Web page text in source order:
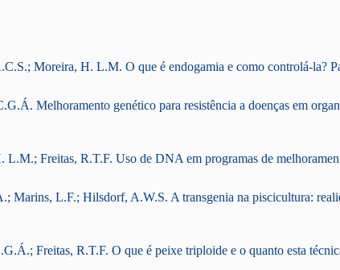
Moreira, H. L.M. O que é endogamia e como controlá-la?
Melhoramento genético para resistência a doenças em
Freitas, R.T.F. Uso de DNA em programas de
Marins, L.F.; Hilsdorf, A.W.S. A transgenia na piscicultura:
Freitas, R.T.F. O que é peixe triploide e o quanto esta